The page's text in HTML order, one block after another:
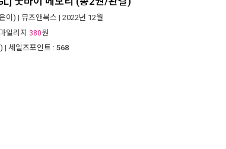
이) | 뮤즈앤북스 | 2022년 12월
일리지 380원
) | 세일즈포인트 : 568